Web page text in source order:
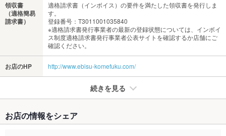
領収書
（適格簡易
請求書）
適格請求書（インボイス）の要件を満たした領収書を発行しま
す。
登録番号：T3011001035840
※適格請求書発行事業者の最新の登録状態については、インボイ
ス制度適格請求書発行事業者公表サイトを確認するか店舗にご
確認ください。
お店のHP http://www.ebisu-komefuku.com/
続きを見る
禁煙・喫煙 全席禁煙
お店の情報をシェア